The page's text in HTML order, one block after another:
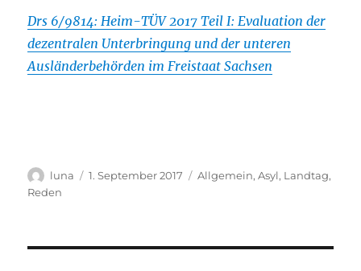
Drs 6/9814: Heim-TÜV 2017 Teil I: Evaluation der
dezentralen Unterbringung und der unteren
Ausländerbehörden im Freistaat Sachsen
Autor
luna
Veröffentlicht
1. September 2017 Kategorien
Allgemein,Asyl, Landtag,
Reden